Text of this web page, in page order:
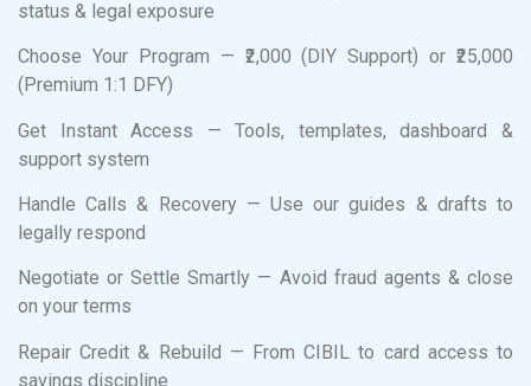
status & legal exposure
Choose Your Program — ₹2,000 (DIY Support) or ₹25,000
(Premium 1:1 DFY)
Get Instant Access — Tools, templates, dashboard &
support system
Handle Calls & Recovery — Use our guides & drafts to
legally respond
Negotiate or Settle Smartly — Avoid fraud agents & close
on your terms
Repair Credit & Rebuild — From CIBIL to card access to
savings discipline